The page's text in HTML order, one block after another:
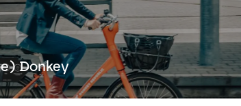
Donkey